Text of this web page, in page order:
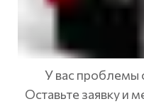
У вас проблемы
Оставьте заявку и